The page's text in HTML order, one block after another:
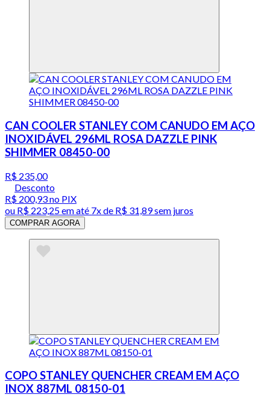
CAN COOLER STANLEY COM CANUDO EM AÇO
INOXIDÁVEL 296ML ROSA DAZZLE PINK
SHIMMER 08450-00
R$ 235,00
Desconto
R$ 200,93no PIX
ou R$ 223,25em até 7x de R$ 31,89 sem juros
COMPRAR AGORA
COPO STANLEY QUENCHER CREAM EM AÇO
INOX 887ML 08150-01